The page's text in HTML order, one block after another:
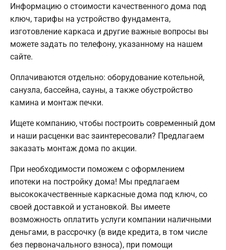
Информацию о стоимости качественного дома под
ключ, тарифы на устройство фундамента,
изготовление каркаса и другие важные вопросы вы
можете задать по телефону, указанному на нашем
сайте.
Оплачиваются отдельно: оборудование котельной,
санузла, бассейна, сауны, а также обустройство
камина и монтаж печки.
Ищете компанию, чтобы построить современный дом
и наши расценки вас заинтересовали? Предлагаем
заказать монтаж дома по акции.
При необходимости поможем с оформлением
ипотеки на постройку дома! Мы предлагаем
высококачественные каркасные дома под ключ, со
своей доставкой и установкой. Вы имеете
возможность оплатить услуги компании наличными
деньгами, в рассрочку (в виде кредита, в том числе
без первоначального взноса), при помощи